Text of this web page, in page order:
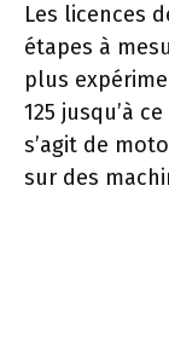
Les licences
étapes à
plus
125 jusqu’à
s’agit de
sur des